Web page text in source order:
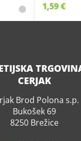
1,59 €
CERJAK
Brod Polona s.p.
Bukošek 69
8250 Brežice